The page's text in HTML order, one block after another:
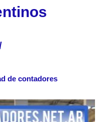
de contadores